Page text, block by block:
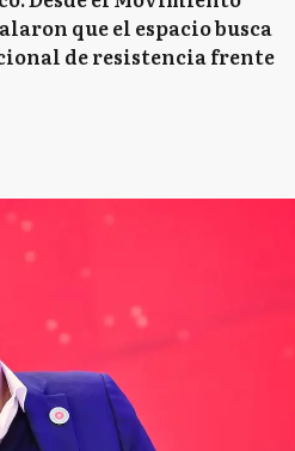
que el espacio busca
de resistencia frente